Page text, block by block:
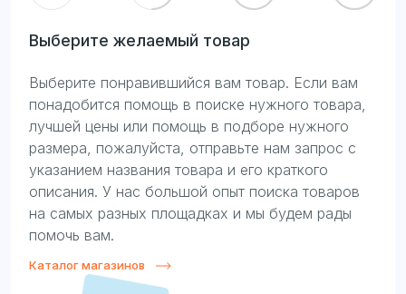
Выберите желаемый товар
Выберите понравившийся вам товар. Если вам
понадобится помощь в поиске нужного товара,
лучшей цены или помощь в подборе нужного
размера, пожалуйста, отправьте нам запрос с
указанием названия товара и его краткого
описания. У нас большой опыт поиска товаров
на самых разных площадках и мы будем рады
помочь вам.
Каталог магазинов